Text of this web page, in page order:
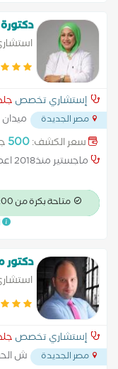
إستشاري تخصص
مصر الجديدة
سعر الكشف:500
ماجستير منذ2018 اعمل بالمجال منذ سنه 2005
متاحة بكرة من 3:00 مساءً
دكتور
الضعف
إستشاري تخصص
مصر الجديدة ش